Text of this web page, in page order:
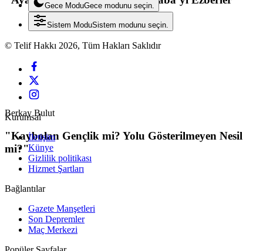
Berkay Bulut
"Kaybolan Gençlik mi? Yolu Gösterilmeyen Nesil
mi?"
Gece ModuGece modunu seçin.
Sistem ModuSistem modunu seçin.
© Telif Hakkı 2026, Tüm Hakları Saklıdır
Kurumsal
İletişim
Künye
Gizlilik politikası
Hizmet Şartları
Bağlantılar
Gazete Manşetleri
Son Depremler
Maç Merkezi